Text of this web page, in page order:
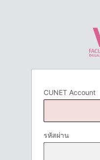
CUNET Account
รหัสผ่าน